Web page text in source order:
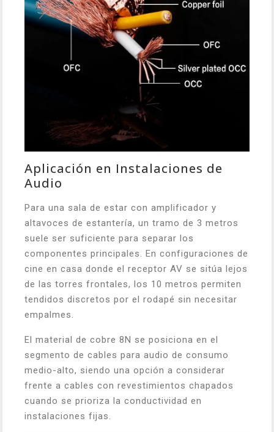
Aplicación en Instalaciones de
Audio
Para una sala de estar con amplificador y
altavoces de estantería, un tramo de 3 metros
suele ser suficiente para separar los
componentes principales. En configuraciones de
cine en casa donde el receptor AV se sitúa lejos
de las torres frontales, los 10 metros permiten
tendidos discretos por el rodapé sin necesitar
empalmes.
El material de cobre 8N se posiciona en el
segmento de cables para audio de consumo
medio-alto, siendo una opción a considerar
frente a cables con revestimientos chapados
cuando se prioriza la conductividad en
instalaciones fijas.